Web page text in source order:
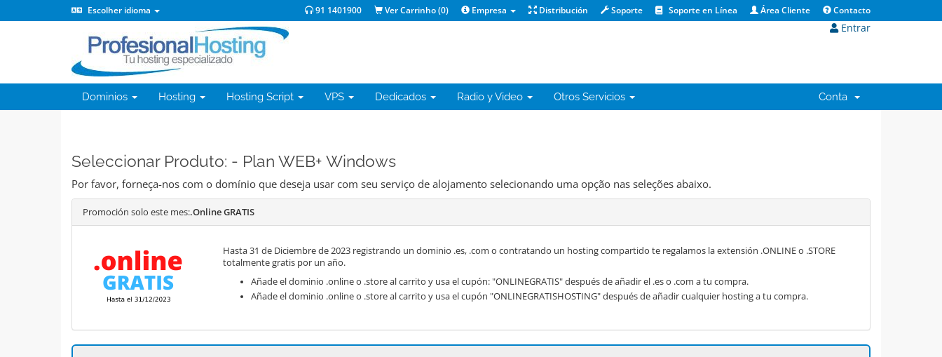
Escolher idioma 91 1401900 Ver Carrinho (0) Empresa Distribución Soporte Soporte en Línea Área Cliente Contacto
Entrar
Dominios Hosting Hosting Script VPS Dedicados Radio y Video Otros Servicios Conta
Seleccionar Produto: - Plan WEB+ Windows
Por favor, forneça-nos com o domínio que deseja usar com seu serviço de alojamento selecionando uma opção nas seleções abaixo.
Promoción solo este mes:.Online GRATIS
Hasta 31 de Diciembre de 2023 registrando un dominio .es, .com o contratando un hosting compartido te regalamos la extensión .ONLINE o .STORE
totalmente gratis por un año.
Añade el dominio .online o .store al carrito y usa el cupón: "ONLINEGRATIS" después de añadir el .es o .com a tu compra.
Añade el dominio .online o .store al carrito y usa el cupón "ONLINEGRATISHOSTING" después de añadir cualquier hosting a tu compra.